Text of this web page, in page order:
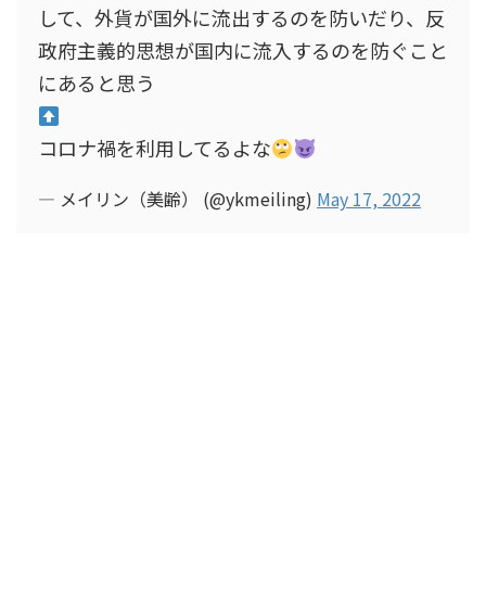
して、外貨が国外に流出するのを防いだり、反
政府主義的思想が国内に流入するのを防ぐこと
にあると思う
コロナ禍を利用してるよな
— メイリン（美齢） (@ykmeiling) May 17, 2022